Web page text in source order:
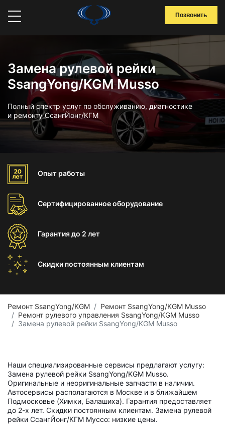
Позвонить
Замена рулевой рейки
SsangYong/KGM Musso
Полный спектр услуг по обслуживанию, диагностике
и ремонту СсангЙонг/КГМ
Опыт работы
Сертифицированноеоборудование
Гарантиядо 2 лет
Скидки постоянным клиентам
Ремонт SsangYong/KGM
Ремонт SsangYong/KGM Musso
Ремонт рулевого управления SsangYong/KGM Musso
Замена рулевой рейки SsangYong/KGM Musso
Наши специализированные сервисы предлагают услугу:
Замена рулевой рейки SsangYong/KGM Musso.
Оригинальные и неоригинальные запчасти в наличии.
Автосервисы располагаются в Москве и в ближайшем
Подмосковье (Химки, Балашиха). Гарантия предоставляет
до 2-х лет. Скидки постоянным клиентам. Замена рулевой
рейки СсангЙонг/КГМ Муссо: низкие цены.